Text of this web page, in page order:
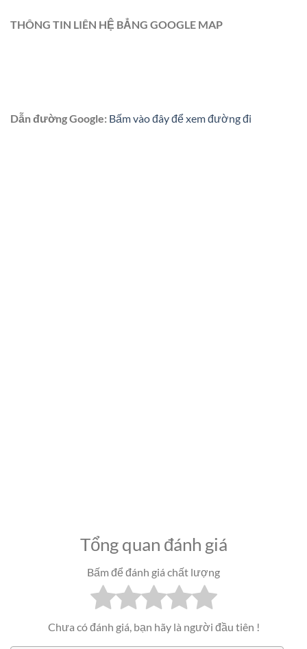
THÔNG TIN LIÊN HỆ BẲNG GOOGLE MAP
Dẫn đường Google: Bấm vào đây để xem đường đi
Tổng quan đánh giá
Bấm để đánh giá chất lượng
Chưa có đánh giá, bạn hãy là người đầu tiên !